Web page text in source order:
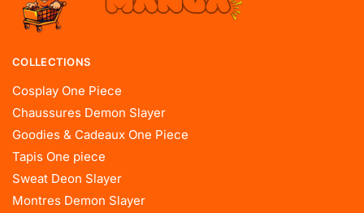
COLLECTIONS
Cosplay One Piece
Chaussures Demon Slayer
Goodies & Cadeaux One Piece
Tapis One piece
Sweat Deon Slayer
Montres Demon Slayer